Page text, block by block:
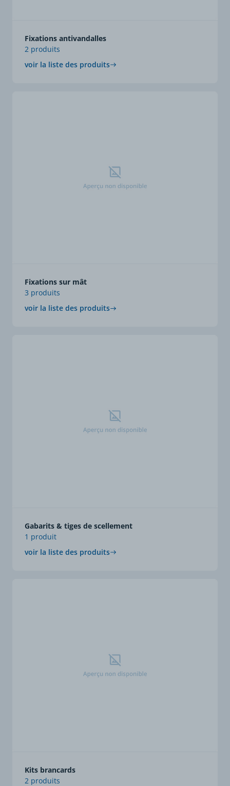
Fixations antivandalles
2 produits
voir la liste des produits
Fixations sur mât
3 produits
voir la liste des produits
Gabarits & tiges de scellement
1 produit
voir la liste des produits
Kits brancards
2 produits